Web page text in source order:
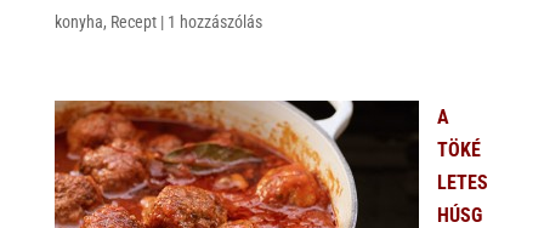
konyha, Recept| 1 hozzászólás
A
TÖKÉ
LETES
HÚSG